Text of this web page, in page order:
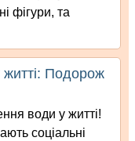
фігури, та
житті: Подорож
води у житті!
соціальні